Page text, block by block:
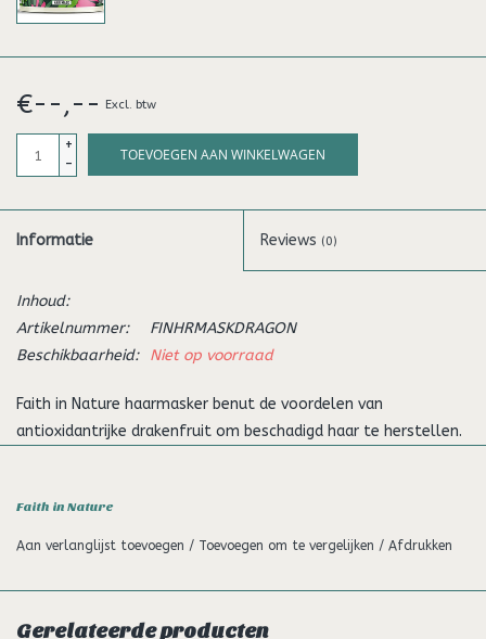
€--,-- Excl. btw
+
-
TOEVOEGEN AAN WINKELWAGEN
Informatie Reviews (0)
Inhoud:
Artikelnummer:
FINHRMASKDRAGON
Beschikbaarheid:
Niet op voorraad
Faith in Nature haarmasker benut de voordelen van
antioxidantrijke drakenfruit om beschadigd haar te herstellen.
het gevoed wordt op natuurlijke wijze en bruist van tropische
aroma's.
Vrij van parabenen en sulfaten
Gemaakt met 100% natuurlijke geur & essentiële oliën
Faith in Nature
Aan verlanglijst toevoegen / Toevoegen om te vergelijken / Afdrukken
Gerelateerde producten